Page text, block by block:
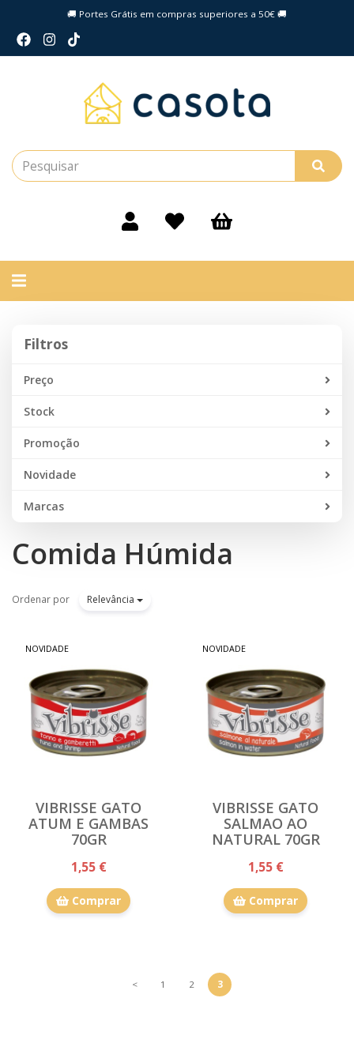
🚚 Portes Grátis em compras superiores a 50€ 🚚
Alternar
Filtros
Preço
Stock
Promoção
Novidade
Marcas
Comida Húmida
Ordenar por Relevância
NOVIDADE
VIBRISSE GATO
ATUM E GAMBAS
70GR
1,55 €
Comprar
NOVIDADE
VIBRISSE GATO
SALMAO AO
NATURAL 70GR
1,55 €
Comprar
< 1 2 3